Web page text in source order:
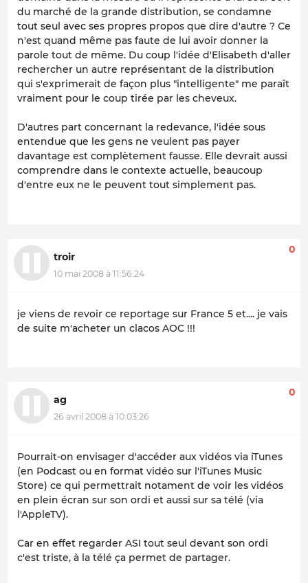
du marché de la grande distribution, se condamne
tout seul avec ses propres propos que dire d'autre ? Ce
n'est quand même pas faute de lui avoir donner la
parole tout de même. Du coup l'idée d'Elisabeth d'aller
rechercher un autre représentant de la distribution
qui s'exprimerait de façon plus "intelligente" me paraît
vraiment pour le coup tirée par les cheveux.
D'autres part concernant la redevance, l'idée sous
entendue que les gens ne veulent pas payer
davantage est complètement fausse. Elle devrait aussi
comprendre dans le contexte actuelle, beaucoup
d'entre eux ne le peuvent tout simplement pas.
troir
10 mai 2008 à 11:56:24
0
je viens de revoir ce reportage sur France 5 et.... je vais
de suite m'acheter un clacos AOC !!!
ag
26 avril 2008 à 10:03:26
0
Pourrait-on envisager d'accéder aux vidéos via iTunes
(en Podcast ou en format vidéo sur l'iTunes Music
Store) ce qui permettrait notament de voir les vidéos
en plein écran sur son ordi et aussi sur sa télé (via
l'AppleTV).
Car en effet regarder ASI tout seul devant son ordi
c'est triste, à la télé ça permet de partager.